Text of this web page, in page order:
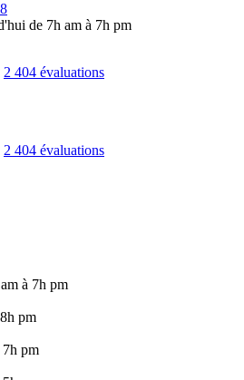
de 7h am à 7h pm
2 404 évaluations
2 404 évaluations
à 7h pm
pm
7h pm